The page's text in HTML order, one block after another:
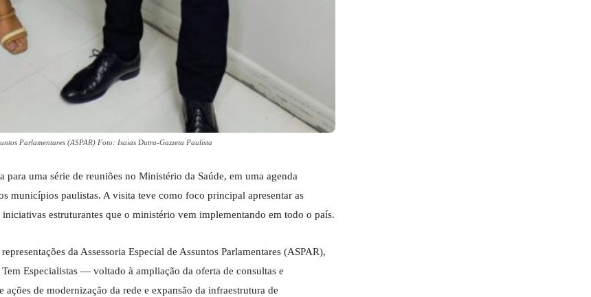
Parlamentares (ASPAR) Foto: Isaias Dutra-Gazzeta Paulista
uma série de reuniões no Ministério da Saúde, em uma agenda
municípios paulistas. A visita teve como foco principal apresentar as
estruturantes que o ministério vem implementando em todo o país.
da Assessoria Especial de Assuntos Parlamentares (ASPAR),
Especialistas — voltado à ampliação da oferta de consultas e
de modernização da rede e expansão da infraestrutura de